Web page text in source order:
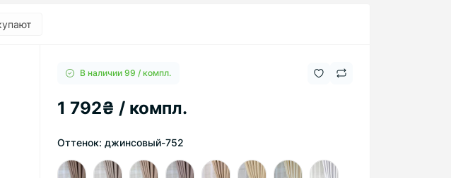
В наличии 99 / компл.
1 792₴ / компл.
Оттенок: джинсовый-752